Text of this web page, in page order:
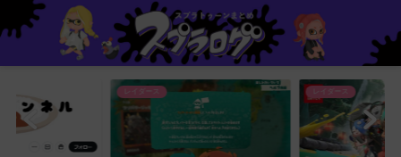
レイダース レイダース